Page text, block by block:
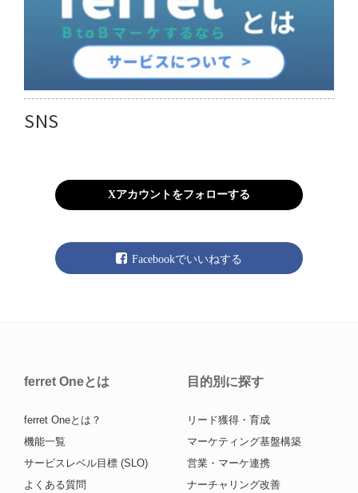
SNS
Xアカウントをフォローする
Facebookでいいねする
ferret Oneとは
ferret Oneとは？
機能一覧
サービスレベル目標 (SLO)
よくある質問
目的別に探す
リード獲得・育成
マーケティング基盤構築
営業・マーケ連携
ナーチャリング改善